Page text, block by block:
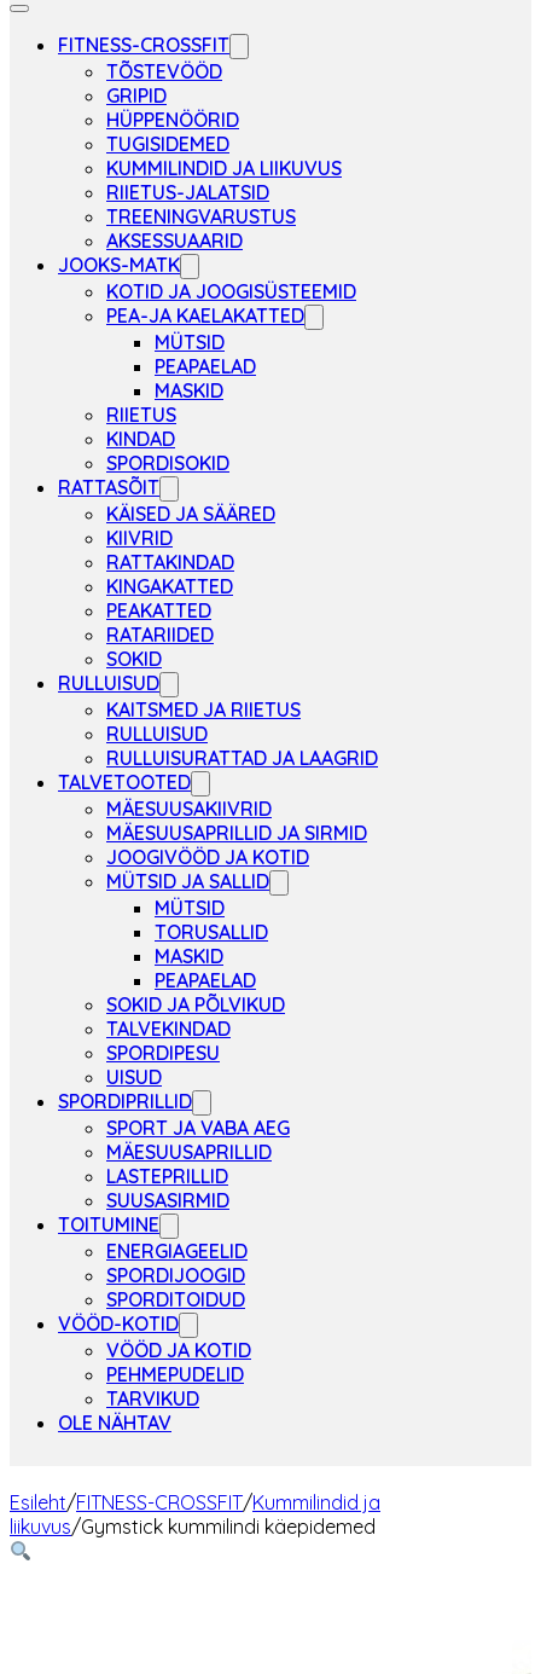
FITNESS-CROSSFIT
TÕSTEVÖÖD
GRIPID
HÜPPENÖÖRID
TUGISIDEMED
KUMMILINDID JA LIIKUVUS
RIIETUS-JALATSID
TREENINGVARUSTUS
AKSESSUAARID
JOOKS-MATK
KOTID JA JOOGISÜSTEEMID
PEA-JA KAELAKATTED
MÜTSID
PEAPAELAD
MASKID
RIIETUS
KINDAD
SPORDISOKID
RATTASÕIT
KÄISED JA SÄÄRED
KIIVRID
RATTAKINDAD
KINGAKATTED
PEAKATTED
RATARIIDED
SOKID
RULLUISUD
KAITSMED JA RIIETUS
RULLUISUD
RULLUISURATTAD JA LAAGRID
TALVETOOTED
MÄESUUSAKIIVRID
MÄESUUSAPRILLID JA SIRMID
JOOGIVÖÖD JA KOTID
MÜTSID JA SALLID
MÜTSID
TORUSALLID
MASKID
PEAPAELAD
SOKID JA PÕLVIKUD
TALVEKINDAD
SPORDIPESU
UISUD
SPORDIPRILLID
SPORT JA VABA AEG
MÄESUUSAPRILLID
LASTEPRILLID
SUUSASIRMID
TOITUMINE
ENERGIAGEELID
SPORDIJOOGID
SPORDITOIDUD
VÖÖD-KOTID
VÖÖD JA KOTID
PEHMEPUDELID
TARVIKUD
OLE NÄHTAV
Esileht/FITNESS-CROSSFIT/Kummilindid ja
liikuvus/Gymstick kummilindi käepidemed